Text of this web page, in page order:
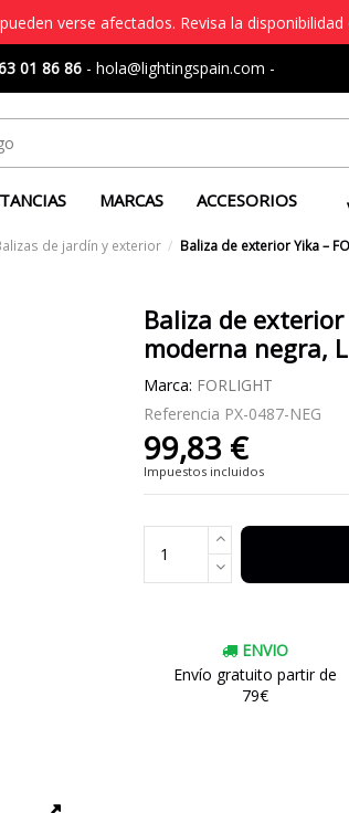
verse afectados. Revisa la
01 86 86 - hola@lightingspain.com -
MARCAS ACCESORIOS
de jardín y exterior
Baliza de exterior Yika –
Baliza de exterior
moderna negra,
Marca: FORLIGHT
Referencia PX-0487-NEG
99,83 €
Impuestos incluidos
ENVIO
Envío gratuito partir de
79€